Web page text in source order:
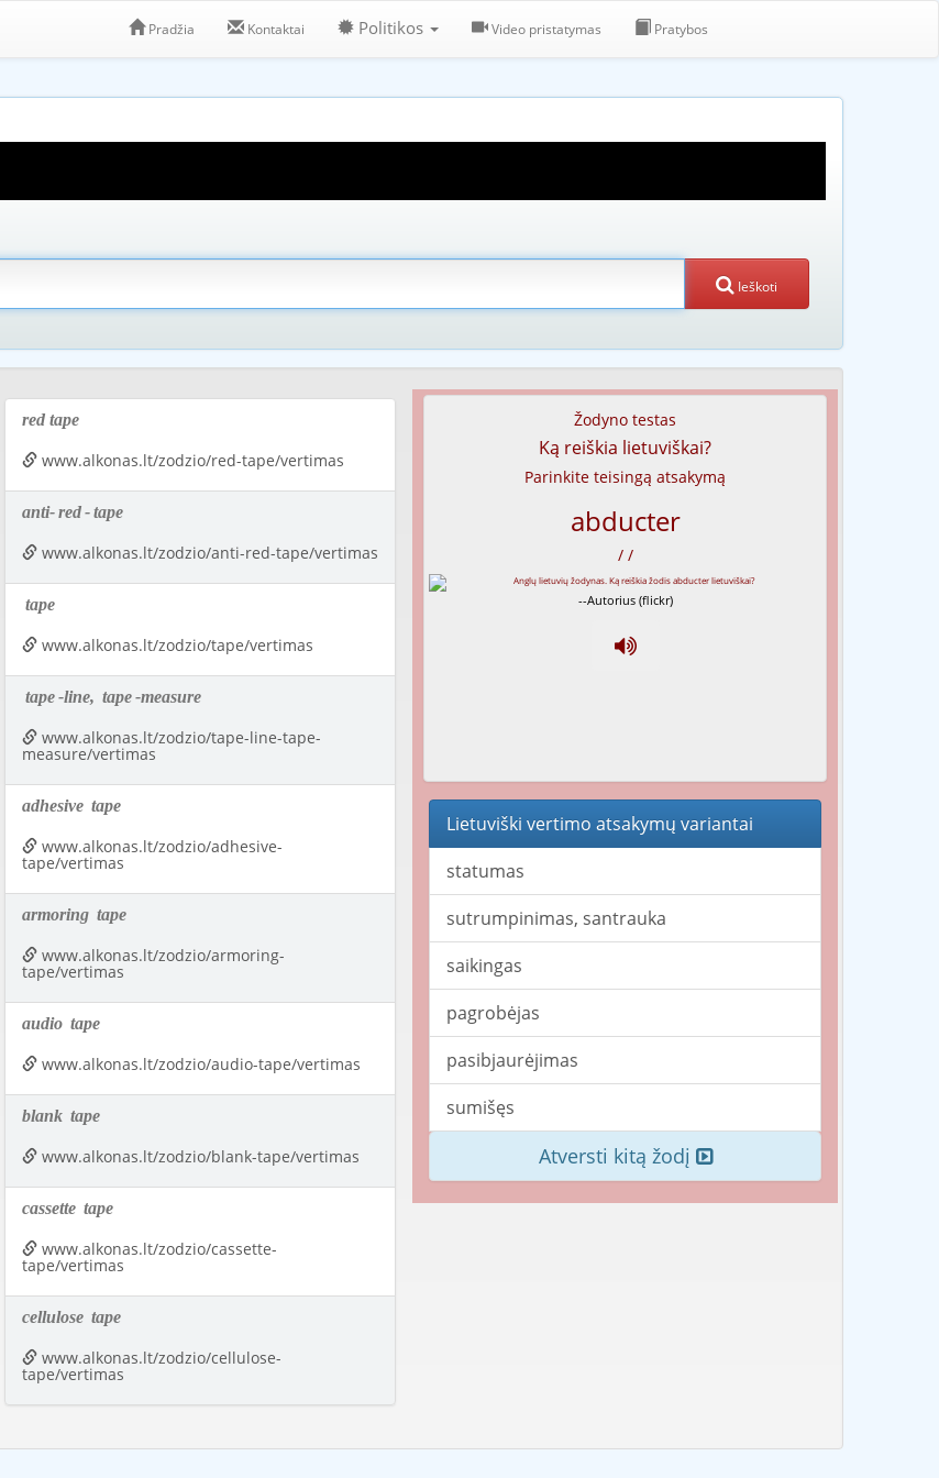
Pradžia Kontaktai Politikos Video pristatymas Pratybos
Ieškoti
red tape
www.alkonas.lt/zodzio/red-tape/vertimas
anti-red-tape
www.alkonas.lt/zodzio/anti-red-tape/vertimas
tape
www.alkonas.lt/zodzio/tape/vertimas
tape-line, tape -measure
www.alkonas.lt/zodzio/tape-line-tape-
measure/vertimas
adhesive tape
www.alkonas.lt/zodzio/adhesive-
tape/vertimas
armoring tape
www.alkonas.lt/zodzio/armoring-
tape/vertimas
audio tape
www.alkonas.lt/zodzio/audio-tape/vertimas
blank tape
www.alkonas.lt/zodzio/blank-tape/vertimas
cassette tape
www.alkonas.lt/zodzio/cassette-
tape/vertimas
cellulose tape
www.alkonas.lt/zodzio/cellulose-
tape/vertimas
Žodyno testas
Ką reiškia lietuviškai?
Parinkite teisingą atsakymą
abducter
/ /
--Autorius (flickr)
Lietuviški vertimo atsakymų variantai
statumas
sutrumpinimas, santrauka
saikingas
pagrobėjas
pasibjaurėjimas
sumišęs
Atversti kitą žodį